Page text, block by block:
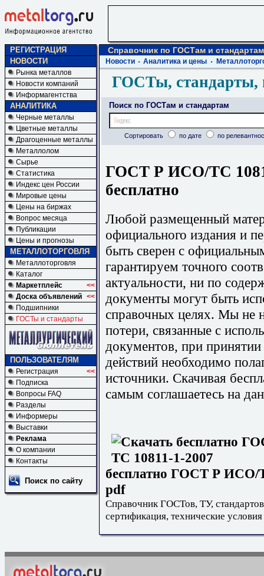
РЕГИСТРАЦИЯ
НОВОСТИ
Рынка металлов
Новости компаний
Информагентства
АНАЛИТИКА
Черные металлы
Цветные металлы
Драгоценные металлы
Металлолом
Сырье
Статистика
Индекс цен России
Мировые цены
Цены на биржах
Вопрос месяца
Публикации
Цены и прогнозы
МЕТАЛЛОТОРГОВЛЯ
Металлоторговля
Каталог
Маркетплейс
<<
Доска объявлений <<
Подшипники
ГОСТы и стандарты
ПОЛЬЗОВАТЕЛЯМ
Регистрация
<<
Подписка
Вопросы FAQ
Разделы
Информеры
Выставки
Реклама
О компании
Контакты
Поиск по сайту
Справочник по ГОСТам и стандартам
Новости Аналитика и цены
ГОСТы, стандарты,
Поиск по ГОСТам и стандартам
Сортировать по дате по
ГОСТ Р ИСО/ТС
бесплатно
Любой размещенный
официального издания и
быть сверен с
гарантируем точного
актуальности, ни по
документы могут быть
справочных целях. Мы не
потери, связанные с
документов, при
действий необходимо
источники. Скачивая
самым соглашаетесь на
бесплатно ГОСТ Р ИСО/
pdf
Справочник ГОСТов, ТУ,
сертификация, технические условия